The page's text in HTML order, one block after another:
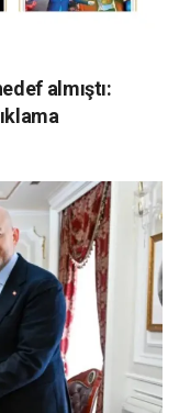
almıştı: